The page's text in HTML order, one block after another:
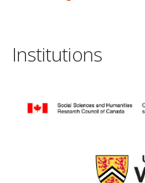
Institutions